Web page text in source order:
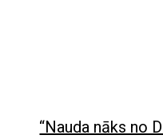
“Nauda nāks no